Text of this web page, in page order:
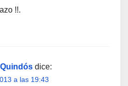
!!.
dice:
a las 19:43